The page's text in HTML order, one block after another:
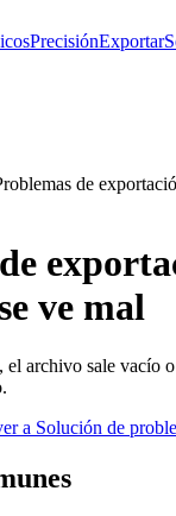
PrecisiónExportar
de
ve mal
archivo sale vacío
a Solución de